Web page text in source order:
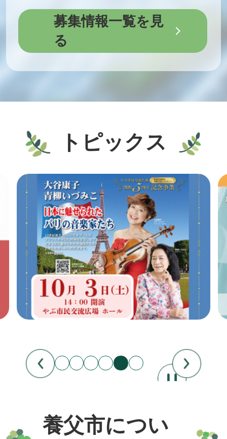
【熱中症対策】気候変動適応法
の改正における養父市の対応に
2026年08月04日
（令和8年9月）
源泉徴収票のみなし提出の特例
（令和9年1月～）
2026年08月03日
令和8年度養父市会計年度任用
職員を募集します【事務補助員
（商工観光課：産休・育休代
替）】
2026年08月03日
令和8年度養父市会計年度任用
職員を募集します【事務補助員
（商工観光課：産休・育休代
市営住宅の入居者を募集します
2026年07月31日
令和8年度養父市会計年度任用
職員を募集します【保育教諭
（産休・育休代替）】
2026年07月28日
水道メーター検針員の募集につ
2026年07月28日
関宮小さな拠点（仮称）施設名
募集情報一覧を見
る
トピックス
養父市につい